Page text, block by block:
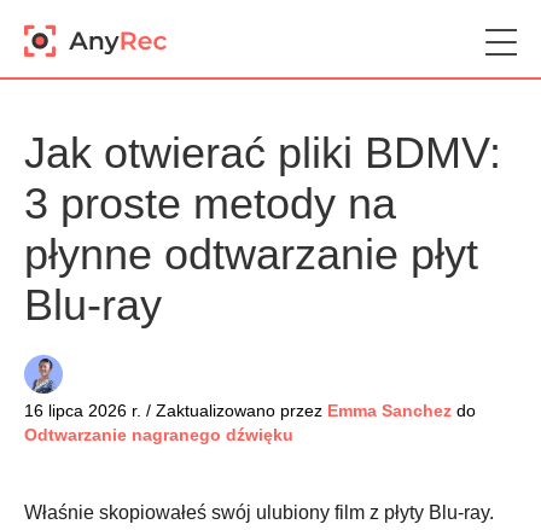
Jak otwierać pliki BDMV:
3 proste metody na
płynne odtwarzanie płyt
Blu-ray
16 lipca 2026 r. / Zaktualizowano przez Emma Sanchez do
Odtwarzanie nagranego dźwięku
Właśnie skopiowałeś swój ulubiony film z płyty Blu-ray.